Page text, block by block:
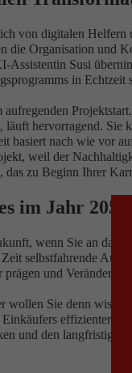
von digitalen Helfern
die Organisation und
Assistentin Susi
in Echtzeit
läuft hervorragend.
basiert nach wie vor
weil der
das zu Beginn Ihrer
im Jahr 2050
wenn Sie an das
selbstfahrende
und
wollen Sie denn
effizienter
und den